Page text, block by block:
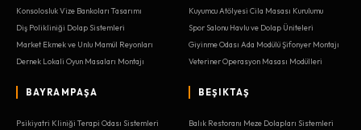
Konsolosluk Vize Bankoları Tasarımı
Diş Polikliniği Dolap Sistemleri
Market Ekmek ve Unlu Mamül Reyonları
Dernek Lokali Oyun Masaları Montajı
Kuyumcu Atölyesi Cila Masası Kurulumu
Spor Salonu Havlu ve Dolap Üniteleri
Giyinme Odası Ada Modülü Şifonyer Montajı
Veteriner Operasyon Masası Modülleri
BAYRAMPAŞA
Psikiyatri Kliniği Terapi Odası Sistemleri
BEŞIKTAŞ
Balık Restoranı Meze Dolapları Sistemleri